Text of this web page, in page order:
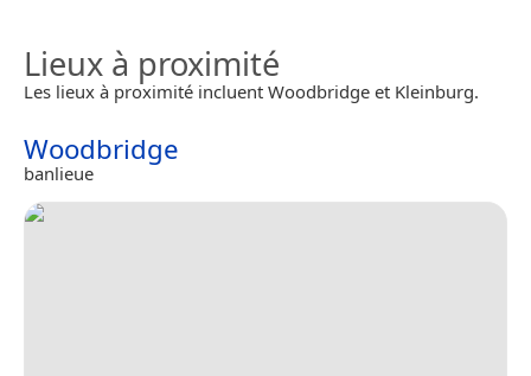
Lieux à proximité
Les lieux à proximité incluent Woodbridge et Kleinburg.
Woodbridge
banlieue